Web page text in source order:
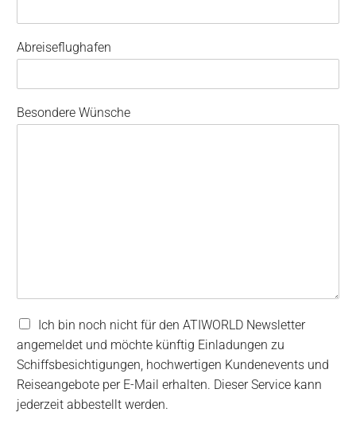
Abreiseflughafen
Besondere Wünsche
N
w
s
l
e
Ich bin noch nicht für den ATIWORLD Newsletter
angemeldet und möchte künftig Einladungen zu
Schiffsbesichtigungen, hochwertigen Kundenevents und
Reiseangebote per E-Mail erhalten. Dieser Service kann
jederzeit abbestellt werden.